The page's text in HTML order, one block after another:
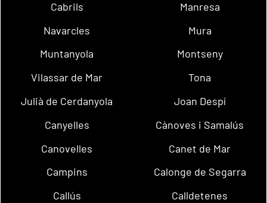
Cabrils
Manresa
Navarcles
Mura
Muntanyola
Montseny
Vilassar de Mar
Tona
Julià de Cerdanyola
Joan Despí
Canyelles
Cànoves i Samalús
Canovelles
Canet de Mar
Campins
Calonge de Segarra
Callús
Calldetenes